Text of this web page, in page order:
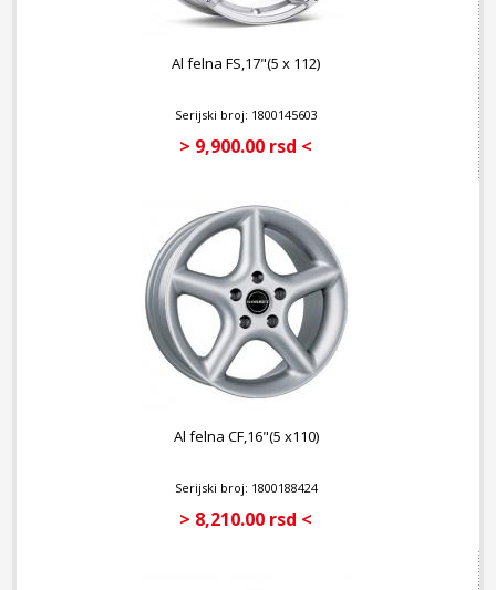
Al felna FS,17"(5 x 112)
Serijski broj: 1800145603
> 9,900.00 rsd <
Al felna CF,16"(5 x110)
Serijski broj: 1800188424
> 8,210.00 rsd <